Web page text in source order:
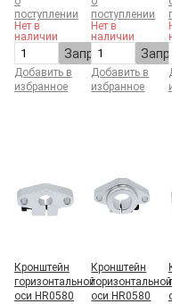
поступлении
Нет в
наличии
Запросить
Добавить в
избранное
поступлении
Нет в
наличии
Добавить в
избранное
Кронштейн
горизонтальной
оси HR0580
Кронштейн
горизонтальной
оси HR0580